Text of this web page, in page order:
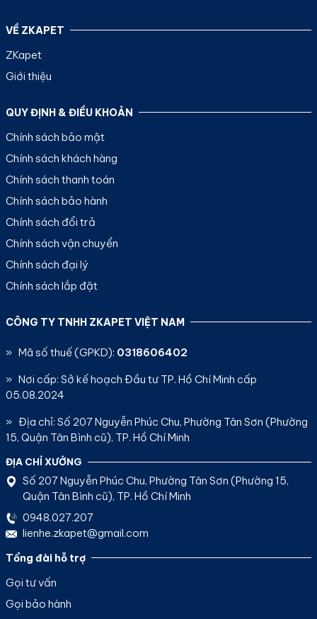
VỀ ZKAPET
ZKapet
Giới thiệu
QUY ĐỊNH & ĐIỀU KHOẢN
Chính sách bảo mật
Chính sách khách hàng
Chính sách thanh toán
Chính sách bảo hành
Chính sách đổi trả
Chính sách vận chuyển
Chính sách đại lý
Chính sách lắp đặt
CÔNG TY TNHH ZKAPET VIỆT NAM
» Mã số thuế (GPKD): 0318606402
» Nơi cấp: Sở kế hoạch Đầu tư TP. Hồ Chí Minh cấp
05.08.2024
» Địa chỉ: Số 207 Nguyễn Phúc Chu, Phường Tân Sơn (Phường
15, Quận Tân Bình cũ), TP. Hồ Chí Minh
ĐỊA CHỈ XƯỞNG
Số 207 Nguyễn Phúc Chu, Phường Tân Sơn (Phường 15,
Quận Tân Bình cũ), TP. Hồ Chí Minh
0948.027.207
lienhe.zkapet@gmail.com
Tổng đài hỗ trợ
Gọi tư vấn
Gọi bảo hành